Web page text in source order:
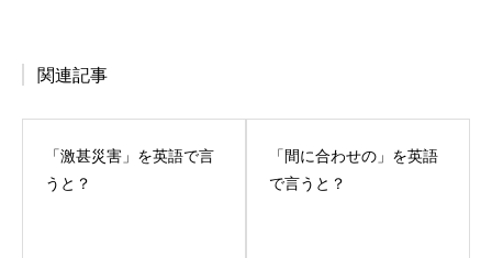
関連記事
「激甚災害」を英語で言
うと？
「間に合わせの」を英語
で言うと？